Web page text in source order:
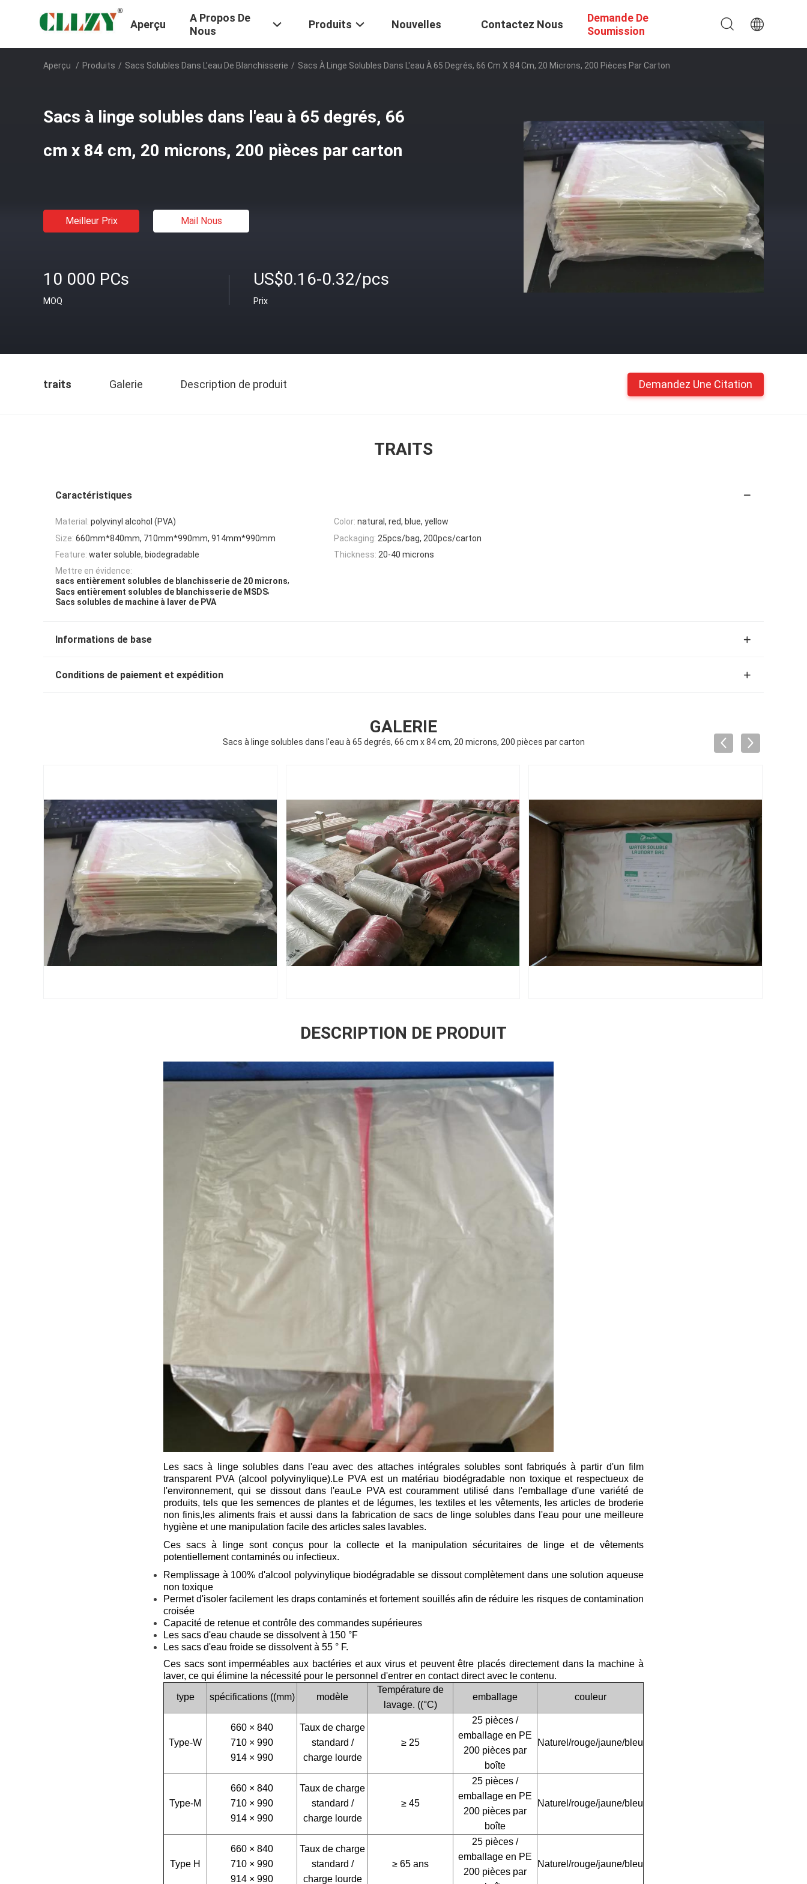
Aperçu
A Propos De
Nous
Produits Nouvelles Contactez Nous
Demande De
Soumission
Aperçu / Produits / Sacs Solubles Dans L'eau De Blanchisserie / Sacs À Linge Solubles Dans L'eau À 65 Degrés, 66 Cm X 84 Cm, 20 Microns, 200 Pièces Par Carton
Sacs à linge solubles dans l'eau à 65 degrés, 66
cm x 84 cm, 20 microns, 200 pièces par carton
Meilleur Prix Mail Nous
10 000 PCs
MOQ
US$0.16-0.32/pcs
Prix
traits Galerie Description de produit Demandez Une Citation
TRAITS
Caractéristiques
Material: polyvinyl alcohol (PVA) Color: natural, red, blue, yellow
Size: 660mm*840mm, 710mm*990mm, 914mm*990mm Packaging: 25pcs/bag, 200pcs/carton
Feature: water soluble, biodegradable Thickness: 20-40 microns
Mettre en évidence:
sacs entièrement solubles de blanchisserie de 20 microns,
Sacs entièrement solubles de blanchisserie de MSDS,
Sacs solubles de machine à laver de PVA
Informations de base
Conditions de paiement et expédition
GALERIE
Sacs à linge solubles dans l'eau à 65 degrés, 66 cm x 84 cm, 20 microns, 200 pièces par carton
DESCRIPTION DE PRODUIT
Les sacs à linge solubles dans l'eau avec des attaches intégrales solubles sont fabriqués à partir d'un film
transparent PVA (alcool polyvinylique).Le PVA est un matériau biodégradable non toxique et respectueux de
l'environnement, qui se dissout dans l'eauLe PVA est couramment utilisé dans l'emballage d'une variété de
produits, tels que les semences de plantes et de légumes, les textiles et les vêtements, les articles de broderie
non finis,les aliments frais et aussi dans la fabrication de sacs de linge solubles dans l'eau pour une meilleure
hygiène et une manipulation facile des articles sales lavables.
Ces sacs à linge sont conçus pour la collecte et la manipulation sécuritaires de linge et de vêtements
potentiellement contaminés ou infectieux.
Remplissage à 100% d'alcool polyvinylique biodégradable se dissout complètement dans une solution aqueuse
non toxique
Permet d'isoler facilement les draps contaminés et fortement souillés afin de réduire les risques de contamination
croisée
Capacité de retenue et contrôle des commandes supérieures
Les sacs d'eau chaude se dissolvent à 150 °F
Les sacs d'eau froide se dissolvent à 55 ° F.
Ces sacs sont imperméables aux bactéries et aux virus et peuvent être placés directement dans la machine à
laver, ce qui élimine la nécessité pour le personnel d'entrer en contact direct avec le contenu.
type spécifications ((mm) modèle
Température de
lavage. ((°C)
emballage couleur
Type-W
660 × 840
710 × 990
914 × 990
Taux de charge
standard /
charge lourde
≥ 25
25 pièces /
emballage en PE
200 pièces par
boîte
Naturel/rouge/jaune/bleu
Type-M
660 × 840
710 × 990
914 × 990
Taux de charge
standard /
charge lourde
≥ 45
25 pièces /
emballage en PE
200 pièces par
boîte
Naturel/rouge/jaune/bleu
Type H
660 × 840
710 × 990
914 × 990
Taux de charge
standard /
charge lourde
≥ 65 ans
25 pièces /
emballage en PE
200 pièces par
Naturel/rouge/jaune/bleu